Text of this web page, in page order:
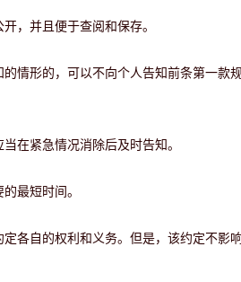
，并且便于查阅和保存。
情形的，可以不向个人告知前条第一款
在紧急情况消除后及时告知。
最短时间。
各自的权利和义务。但是，该约定不影